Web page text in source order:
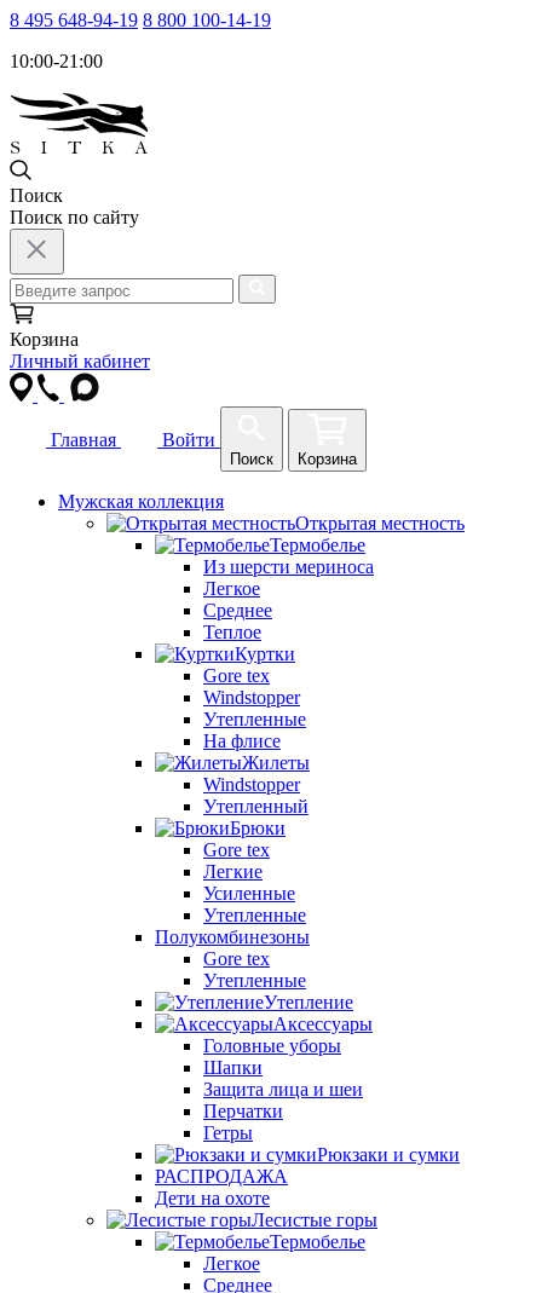
8 495 648-94-19 8 800 100-14-19
10:00-21:00
Поиск
Поиск по сайту
Корзина
Личный кабинет
Главная Войти
Поиск Корзина
Мужская коллекция
Открытая местность
Термобелье
Из шерсти мериноса
Легкое
Среднее
Теплое
Куртки
Gore tex
Windstopper
Утепленные
На флисе
Жилеты
Windstopper
Утепленный
Брюки
Gore tex
Легкие
Усиленные
Утепленные
Полукомбинезоны
Gore tex
Утепленные
Утепление
Аксессуары
Головные уборы
Шапки
Защита лица и шеи
Перчатки
Гетры
Рюкзаки и сумки
РАСПРОДАЖА
Дети на охоте
Лесистые горы
Термобелье
Легкое
Среднее